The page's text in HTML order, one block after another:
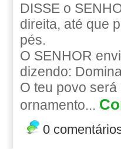
DISSE o
direita, até que
pés.
O SENHOR
dizendo:
O teu povo
ornamento...
0